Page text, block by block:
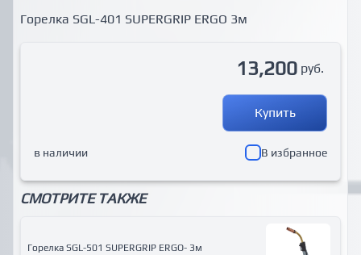
Горелка SGL-401 SUPERGRIP ERGO 3м
13,200 руб.
Купить
в наличии В избранное
СМОТРИТЕ ТАКЖЕ
Горелка SGL-501 SUPERGRIP ERGO- 3м